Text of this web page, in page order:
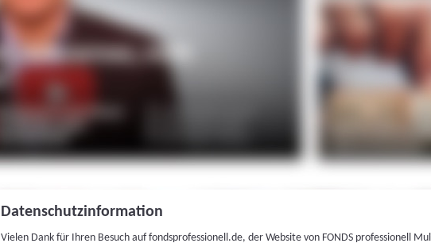
Datenschutzinformation
Vielen Dank für Ihren Besuch auf fondsprofessionell.de, der Website von FONDS professionell